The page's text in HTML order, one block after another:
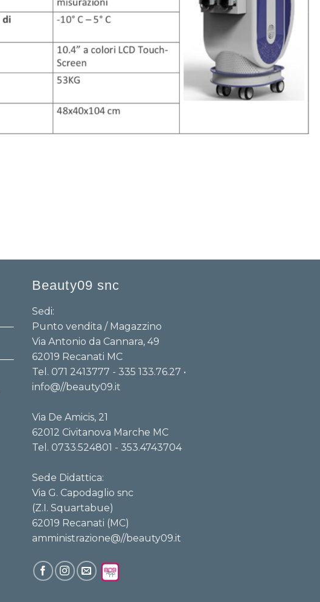
Beauty09 snc
Sedi:
Punto vendita / Magazzino
Via Antonio da Cannara, 49
62019 Recanati MC
Tel. 071 2413777 - 335 133.76.27 •
info@//beauty09.it
Via De Amicis, 21
62012 Civitanova Marche MC
Tel. 0733.524801 - 353.4743704
Sede Didattica:
Via G. Capodaglio snc
(Z.I. Squartabue)
62019 Recanati (MC)
amministrazione@//beauty09.it